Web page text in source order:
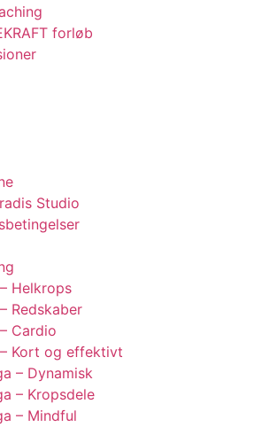
forløb
Studio
Helkrops
Redskaber
Cardio
Kort og effektivt
– Dynamisk
– Kropsdele
– Mindful